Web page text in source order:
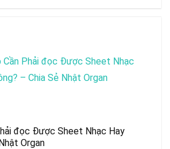
đọc Được Sheet Nhạc Hay
Organ